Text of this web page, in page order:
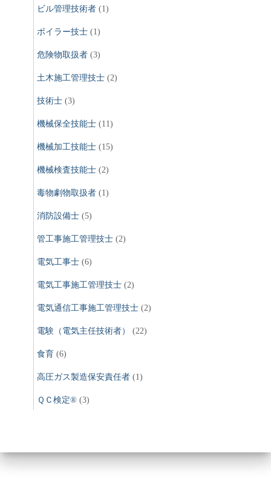
ビル管理技術者 (1)
ボイラー技士 (1)
危険物取扱者 (3)
土木施工管理技士 (2)
技術士 (3)
機械保全技能士 (11)
機械加工技能士 (15)
機械検査技能士 (2)
毒物劇物取扱者 (1)
消防設備士 (5)
管工事施工管理技士 (2)
電気工事士 (6)
電気工事施工管理技士 (2)
電気通信工事施工管理技士 (2)
電験（電気主任技術者） (22)
食育 (6)
高圧ガス製造保安責任者 (1)
ＱＣ検定® (3)